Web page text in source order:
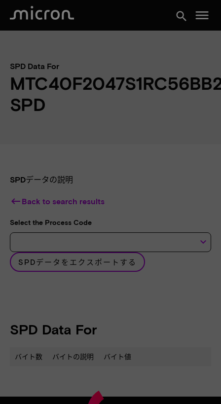
search menu
SPD Data For
SPD
SPDデータの説明
keyboard_backspace Back to search results
Select the Process Code
keyboard_arrow_down
SPDデータをエクスポートする
SPD Data For
バイト数 バイトの説明 バイト値